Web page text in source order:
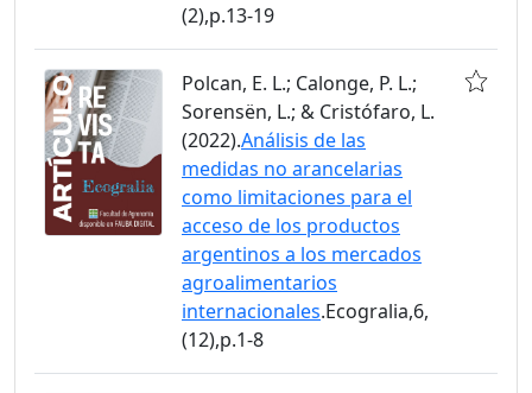
(2),p.13-19
Polcan, E. L.; Calonge, P. L.;
Sorensën, L.; & Cristófaro, L.
(2022).Análisis de las
medidas no arancelarias
como limitaciones para el
acceso de los productos
argentinos a los mercados
agroalimentarios
internacionales.Ecogralia,6,
(12),p.1-8